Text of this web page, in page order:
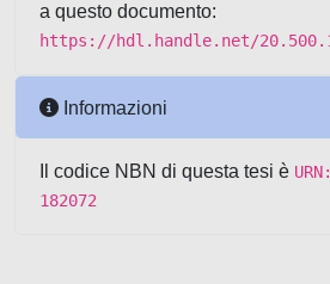
a questo documento:
https://hdl.handle.net/
Informazioni
Il codice NBN di questa tesi è
182072